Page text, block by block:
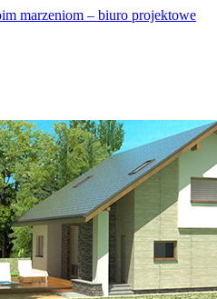
marzeniom – biuro projektowe